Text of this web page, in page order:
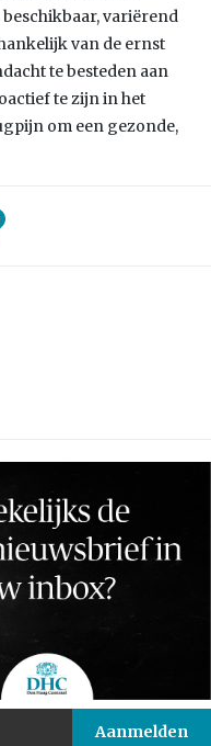
variërend
van de ernst
te besteden aan
te zijn in het
om een gezonde,